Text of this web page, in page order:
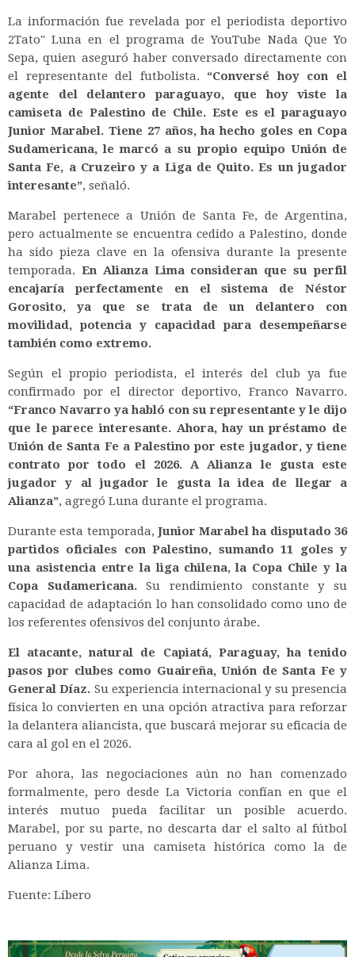
La información fue revelada por el periodista deportivo
2Tato" Luna en el programa de YouTube Nada Que Yo
Sepa, quien aseguró haber conversado directamente con
el representante del futbolista. “Conversé hoy con el
agente del delantero paraguayo, que hoy viste la
camiseta de Palestino de Chile. Este es el paraguayo
Junior Marabel. Tiene 27 años, ha hecho goles en Copa
Sudamericana, le marcó a su propio equipo Unión de
Santa Fe, a Cruzeiro y a Liga de Quito. Es un jugador
interesante”, señaló.
Marabel pertenece a Unión de Santa Fe, de Argentina,
pero actualmente se encuentra cedido a Palestino, donde
ha sido pieza clave en la ofensiva durante la presente
temporada. En Alianza Lima consideran que su perfil
encajaría perfectamente en el sistema de Néstor
Gorosito, ya que se trata de un delantero con
movilidad, potencia y capacidad para desempeñarse
también como extremo.
Según el propio periodista, el interés del club ya fue
confirmado por el director deportivo, Franco Navarro.
“Franco Navarro ya habló con su representante y le dijo
que le parece interesante. Ahora, hay un préstamo de
Unión de Santa Fe a Palestino por este jugador, y tiene
contrato por todo el 2026. A Alianza le gusta este
jugador y al jugador le gusta la idea de llegar a
Alianza”, agregó Luna durante el programa.
Durante esta temporada, Junior Marabel ha disputado 36
partidos oficiales con Palestino, sumando 11 goles y
una asistencia entre la liga chilena, la Copa Chile y la
Copa Sudamericana.Su rendimiento constante y su
capacidad de adaptación lo han consolidado como uno de
los referentes ofensivos del conjunto árabe.
El atacante, natural de Capiatá, Paraguay, ha tenido
pasos por clubes como Guaireña, Unión de Santa Fe y
General Díaz. Su experiencia internacional y su presencia
física lo convierten en una opción atractiva para reforzar
la delantera aliancista, que buscará mejorar su eficacia de
cara al gol en el 2026.
Por ahora, las negociaciones aún no han comenzado
formalmente, pero desde La Victoria confían en que el
interés mutuo pueda facilitar un posible acuerdo.
Marabel, por su parte, no descarta dar el salto al fútbol
peruano y vestir una camiseta histórica como la de
Alianza Lima.
Fuente: Líbero